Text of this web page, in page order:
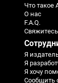
Что такое
О нас
F.A.Q.
Я
Я
Я хочу
Сообщить